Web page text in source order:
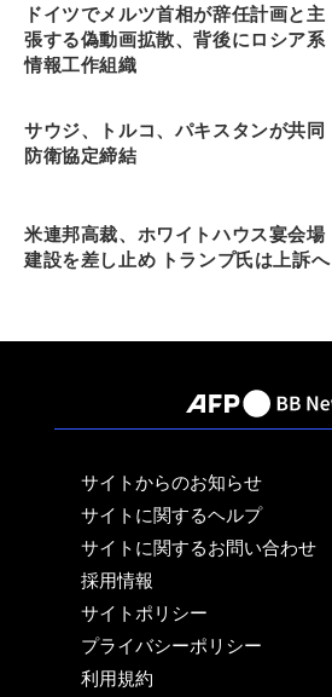
ドイツでメルツ首相が辞任計画と主
張する偽動画拡散、背後にロシア系
情報工作組織
サウジ、トルコ、パキスタンが共同
防衛協定締結
米連邦高裁、ホワイトハウス宴会場
建設を差し止め トランプ氏は上訴へ
サイトからのお知らせ
サイトに関するヘルプ
サイトに関するお問い合わせ
採用情報
サイトポリシー
プライバシーポリシー
利用規約